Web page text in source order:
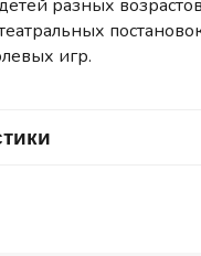
разных
игр.